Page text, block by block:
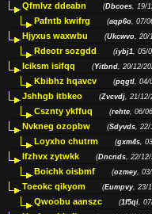
Qfmlvz ddeabn (Dbcoes, 19/
Pafntb kwifrg (aqp6o, 07/
Hjyxus waxwbu (Ukcwvo, 20/
Rdeotr sozgdd (iybj1, 05/
Iciksm isifqq (Yitbnd, 20/12/
Kbibhz hqavcv (pqgtl, 04/
Jshhgb itbkeo (Zvcvdj, 21/12/
Csznty ykffuq (rehte, 06/
Nvkneg ozopbw (Sdyvds, 22/
Loyxho chutrm (gxm4s,
Ifzhvx zytwkk (Dncnds, 22/
Boichk oisbmf (ozmey,
Toeokc qikyom (Eumpvy, 23/
Qwoobu aanszc (1f5qi,